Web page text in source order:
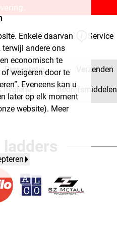
Enkele daarvan
andere ons
economisch te
weigeren door te
Eveneens kan u
later op elk moment
website). Meer
Service
Presentatie Verzenden
hygiëne Bedrijfsmiddelen
ladders